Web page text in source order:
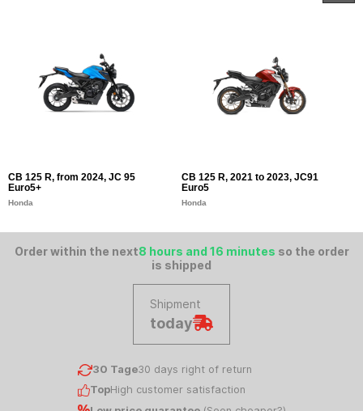
CB 125 R, from 2024, JC 95
Euro5+
Honda
CB 125 R, 2021 to 2023, JC91
Euro5
Honda
Order within the next8 hours and 16 minutes so the order
is shipped
Shipment
today
30 Tage30 days right of return
TopHigh customer satisfaction